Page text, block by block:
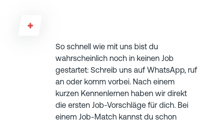
So schnell wie mit uns bist du
wahrscheinlich noch in keinen Job
gestartet: Schreib uns auf WhatsApp, ruf
an oder komm vorbei. Nach einem
kurzen Kennenlernen haben wir direkt
die ersten Job-Vorschläge für dich. Bei
einem Job-Match kannst du schon